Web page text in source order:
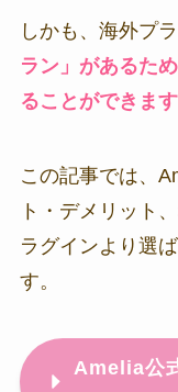
しかも、海外プ
ラン」があるた
ることができます
この記事では、
ト・デメリット
ラグインより選
す。
Amelia公